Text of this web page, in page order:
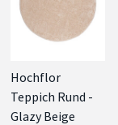
Hochflor
Teppich Rund -
Glazy Beige